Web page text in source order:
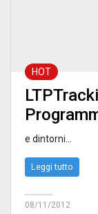
HOT
e dintorni...
Leggi tutto
08/11/2012